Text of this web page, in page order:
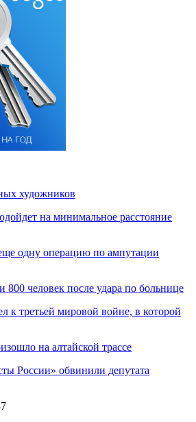
художников
на минимальное расстояние
одну операцию по ампутации
800 человек после удара по больнице
к третьей мировой войне, в которой
на алтайской трассе
России» обвинили депутата